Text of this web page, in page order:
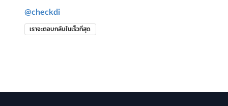
@checkdi
เราจะตอบกลับในเร็วที่สุด